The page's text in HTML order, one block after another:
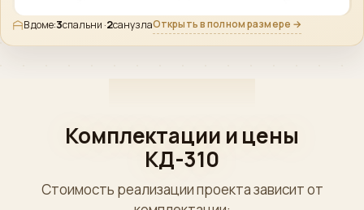
В доме:3спальни ·2санузлаОткрыть в полном размере →
Комплектации и цены
КД-310
Стоимость реализации проекта зависит от